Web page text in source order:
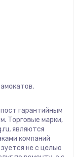
гарантийным
Торговые марки,
являются
компаний
не с целью